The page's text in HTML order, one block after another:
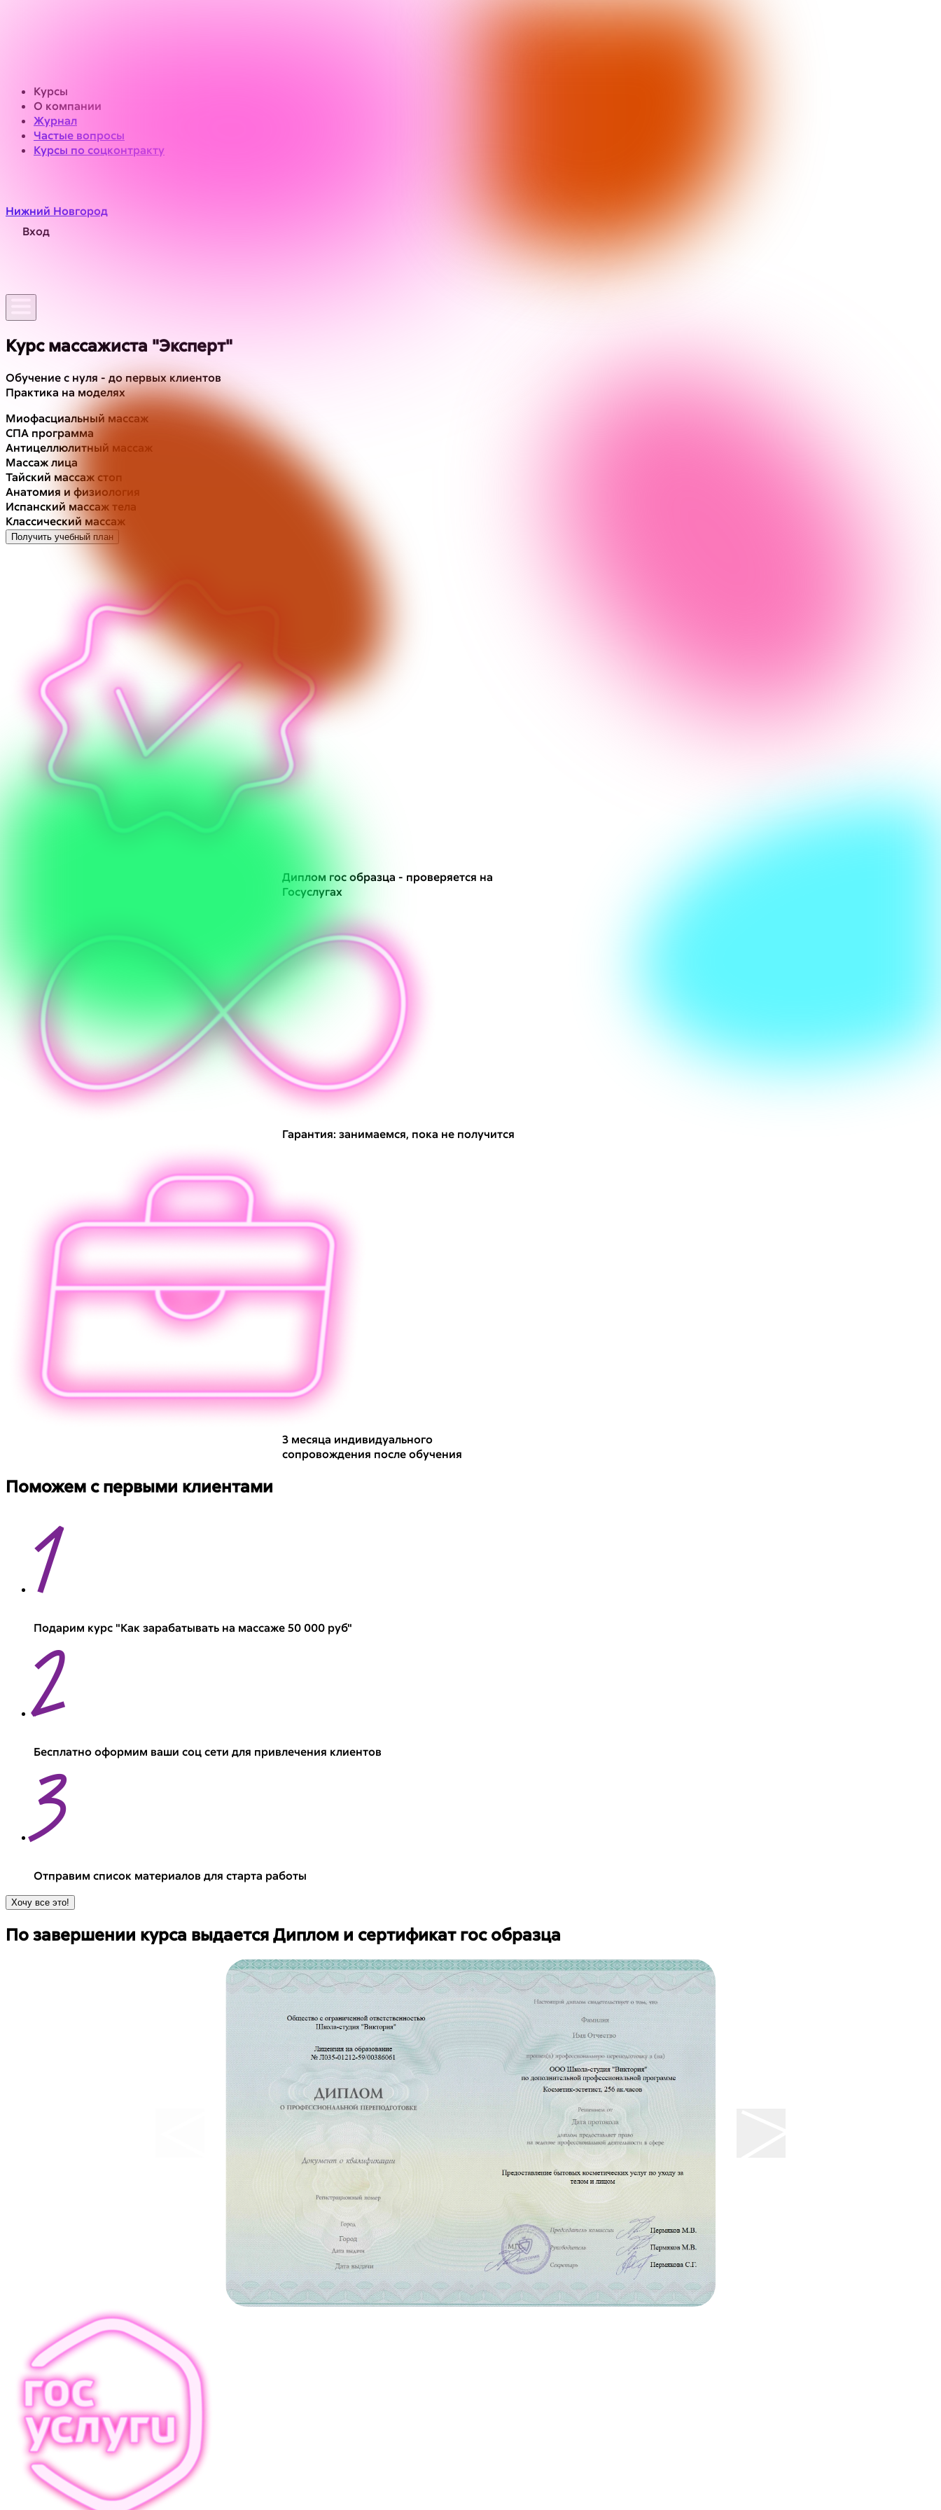
Курсы
О компании
Журнал
Частые вопросы
Курсы по соцконтракту
Нижний Новгород
Вход
Курс массажиста "Эксперт"
Обучение с нуля - до первых клиентов
Практика на моделях
Миофасциальный массаж
СПА программа
Антицеллюлитный массаж
Массаж лица
Тайский массаж стоп
Анатомия и физиология
Испанский массаж тела
Классический массаж
Получить учебный план
Диплом гос образца - проверяется на
Госуслугах
Гарантия: занимаемся, пока не получится
3 месяца индивидуального
сопровождения после обучения
Поможем с первыми клиентами
1
Подарим курс "Как зарабатывать на массаже 50 000 руб"
2
Бесплатно оформим ваши соц сети для привлечения клиентов
3
Отправим список материалов для старта работы
Хочу все это!
По завершении курса выдаетсяДиплом и сертификатгос образца